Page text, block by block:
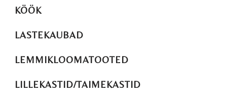
KÖÖK
LASTEKAUBAD
LEMMIKLOOMATOOTED
LILLEKASTID/TAIMEKASTID